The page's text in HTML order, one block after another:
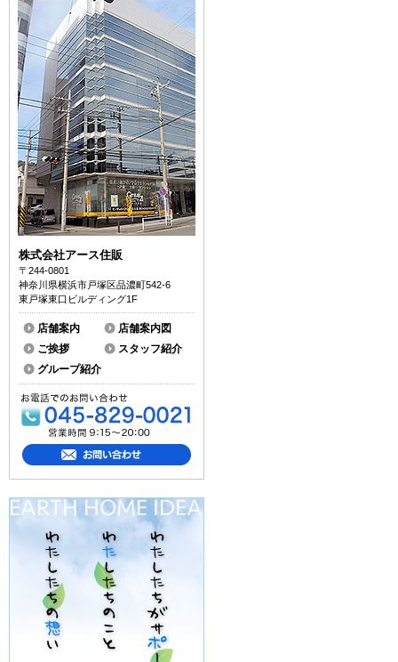
株式会社アース住販
〒244-0801
神奈川県横浜市戸塚区品濃町542-6
東戸塚東口ビルディング1F
店舗案内
店舗案内図
ご挨拶
スタッフ紹介
グループ紹介